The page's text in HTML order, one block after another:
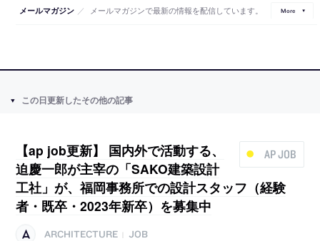
メールマガジン ／ メールマガジンで最新の情報を配信しています。 More
この日更新したその他の記事
AP JOB
【ap job更新】 国内外で活動する、
迫慶一郎が主宰の「SAKO建築設計
工社」が、福岡事務所での設計スタッフ（経験
者・既卒・2023年新卒）を募集中
ARCHITECTURE
JOB